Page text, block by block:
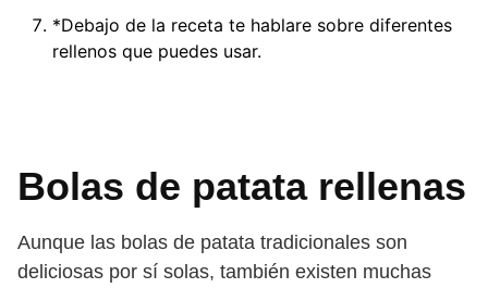
*Debajo de la receta te hablare sobre diferentes
rellenos que puedes usar.
Bolas de patata rellenas
Aunque las bolas de patata tradicionales son
deliciosas por sí solas, también existen muchas